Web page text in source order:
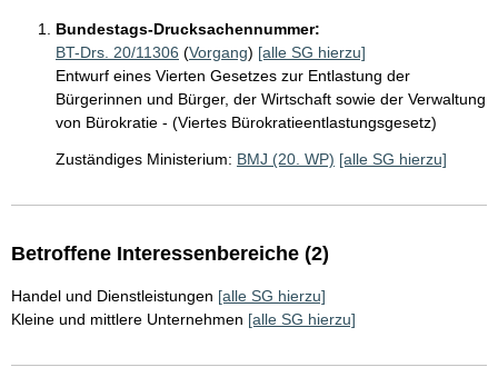
Bundestags-Drucksachennummer:
BT-Drs. 20/11306 (Vorgang) [alle SG hierzu]
Entwurf eines Vierten Gesetzes zur Entlastung der
Bürgerinnen und Bürger, der Wirtschaft sowie der Verwaltung
von Bürokratie - (Viertes Bürokratieentlastungsgesetz)
Zuständiges Ministerium: BMJ (20. WP) [alle SG hierzu]
Betroffene Interessenbereiche (2)
Handel und Dienstleistungen [alle SG hierzu]
Kleine und mittlere Unternehmen [alle SG hierzu]